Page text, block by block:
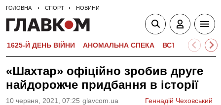
ГОЛОВНА СПОРТ НОВИНИ
1625-Й ДЕНЬ ВІЙНИ АНОМАЛЬНА СПЕКА ВСТУПНА
«Шахтар» офіційно зробив друге
найдорожче придбання в історії
10 червня, 2021, 07:25 glavcom.ua Геннадій Чеховський